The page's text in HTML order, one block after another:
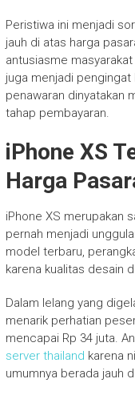
Peristiwa ini menjadi
jauh di atas harga
antusiasme
juga menjadi
penawaran dinyatakan
tahap pembayaran.
iPhone XS
Harga
iPhone XS merupakan
pernah menjadi
model terbaru,
karena kualitas desain
Dalam lelang yang
menarik perhatian
mencapai Rp 34 juta.
server thailand karena
umumnya berada jauh